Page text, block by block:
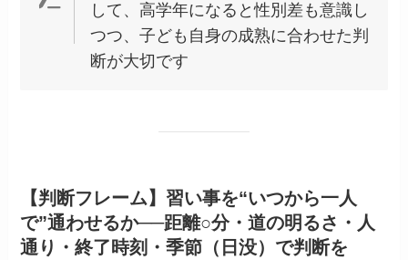
して、高学年になると性別差も意識し
つつ、子ども自身の成熟に合わせた判
断が大切です
【判断フレーム】習い事を“いつから一人
で”通わせるか──距離○分・道の明るさ・人
通り・終了時刻・季節（日没）で判断を